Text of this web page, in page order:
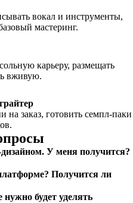
вокал и инструменты,
мастеринг.
карьеру, размещать
вживую.
на заказ, готовить семпл-паки
У меня получится?
Получится ли
будет уделять